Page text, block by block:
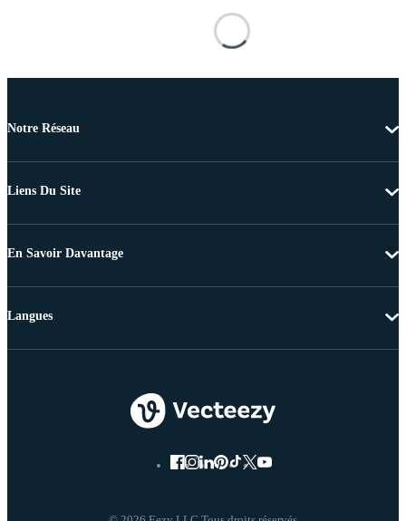
Notre Réseau
Liens Du Site
En Savoir Davantage
Langues